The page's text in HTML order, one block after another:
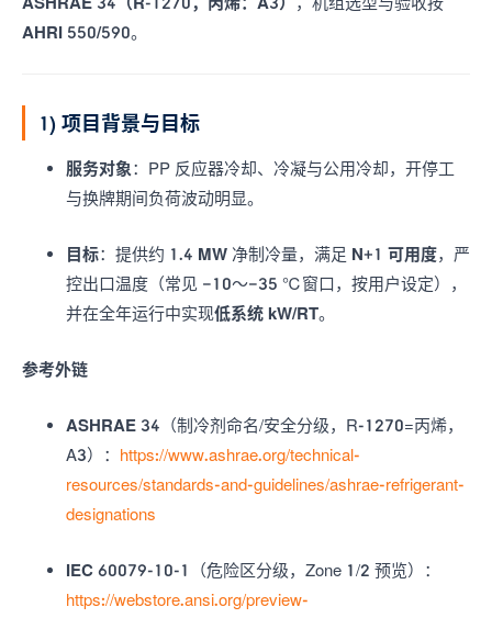
AHRI 550/590。
1) 项目背景与目标
服务对象 ：PP 反应器冷却、冷凝与公用冷却，开停工
与换牌期间负荷波动明显。
目标：提供约 1.4 MW 净制冷量，满足 N+1 可用度，严
控出口温度（常见 −10～−35 ℃窗口，按用户设定），
并在全年运行中实现低系统 kW/RT。
参考外链
ASHRAE 34 （制冷剂命名/安全分级，R-1270=丙烯，
A3）： https://www.ashrae.org/technical-
resources/standards-and-guidelines/ashrae-refrigerant-
designations
IEC 60079-10-1
（危险区分级，Zone 1/2 预览）：
https://webstore.ansi.org/preview-